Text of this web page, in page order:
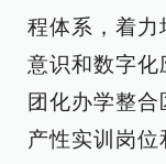
程体系，着力
意识和数字化
团化办学整
产性实训岗